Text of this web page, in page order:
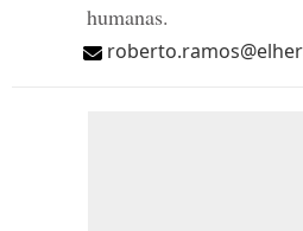
humanas.